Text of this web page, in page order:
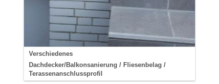
Verschiedenes
Dachdecker/Balkonsanierung / Fliesenbelag /
Terassenanschlussprofil